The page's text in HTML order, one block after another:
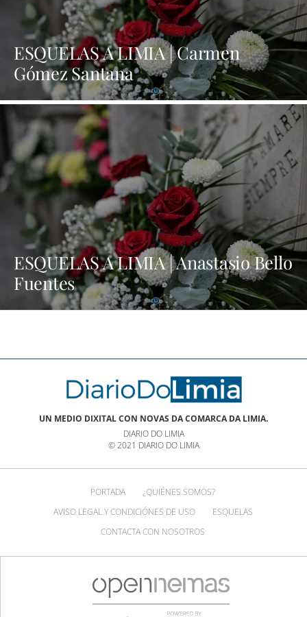
ESQUELAS A LIMIA | Carmen
Gómez Santana
ESQUELAS A LIMIA | Anastasio Bello
Fuentes
UN MEDIO DIXITAL CON NOVAS DA COMARCA DA LIMIA.
DIARIO DO LIMIA
© 2021 DIARIO DO LIMIA
PORTADA
¿QUIÉNES SOMOS?
AVISO LEGAL Y CONDICIÓNES DE USO
ESQUELAS
CONTACTA CON NOSOTROS